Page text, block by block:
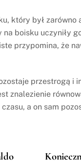
który był
boisku uczyniły
przypomina, że
przestrogą i
znalezienie
a on sam